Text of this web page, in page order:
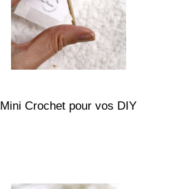
Mini Crochet pour vos DIY